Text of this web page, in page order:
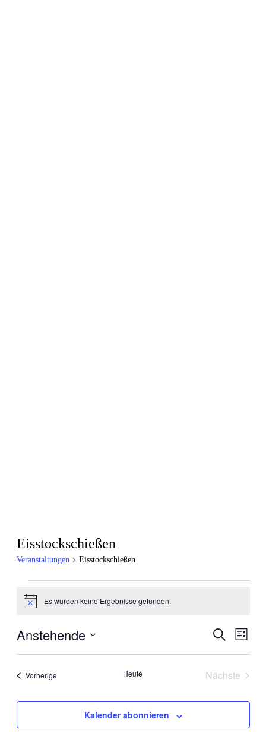
Eisstockschießen
Veranstaltungen Eisstockschießen
HinweisEs wurden keine Ergebnisse gefunden.
Suche
Liste
Anstehende
VorherigeVeranstaltungen Heute
Nächste
Kalender abonnieren